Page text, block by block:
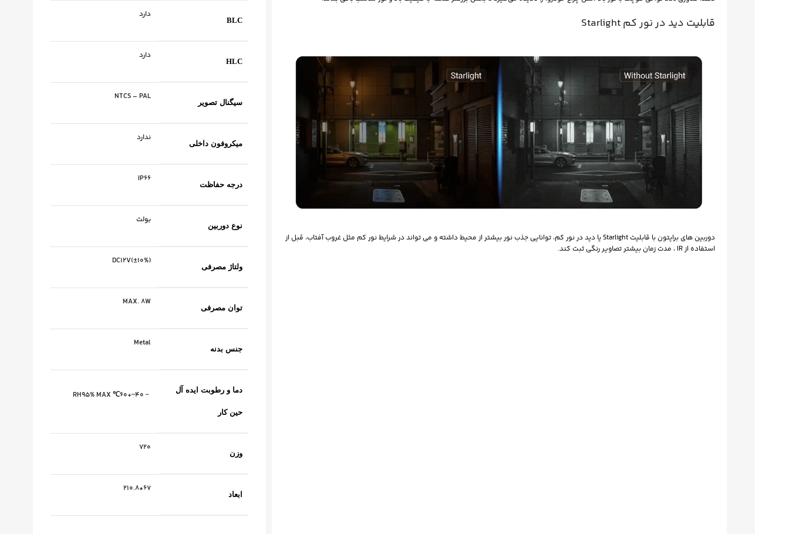
قابلیت دید در نور کم Starlight
دوربین های برایتون با قابلیت Starlight یا دید در نور کم، توانایی جذب نور بیشتر از محیط داشته و می تواند در شرایط نور کم مثل غروب آفتاب، قبل از
استفاده از IR ، مدت زمان بیشتر تصاویر رنگی ثبت کند.
BLC
دارد
HLC
دارد
سیگنال تصویر
NTCS – PAL
میکروفون داخلی
ندارد
درجه حفاظت
IP66
نوع دوربین
بولت
ولتاژ مصرفی
DC12V(±10%)
توان مصرفی
MAX. 8W
جنس بدنه
Metal
دما و رطوبت ایده آل
حین کار
﹣40~+60℃ RH95% MAX
وزن
720
ابعاد
67*210.8